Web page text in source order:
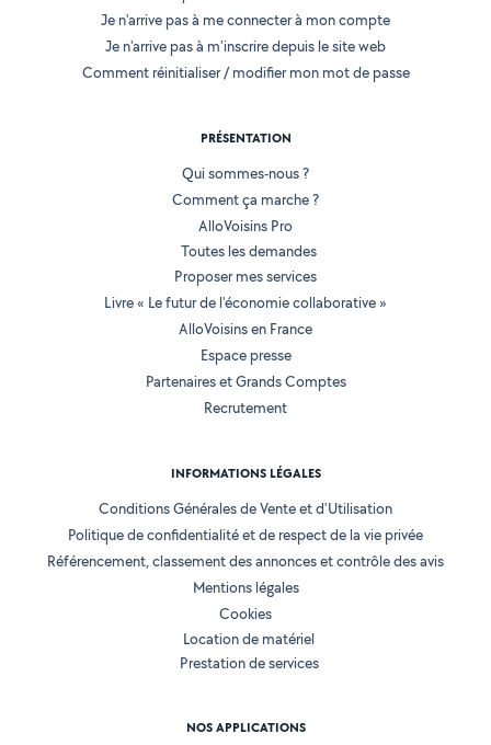
Je n'arrive pas à me connecter à mon compte
Je n'arrive pas à m'inscrire depuis le site web
Comment réinitialiser / modifier mon mot de passe
PRÉSENTATION
Qui sommes-nous ?
Comment ça marche ?
AlloVoisins Pro
Toutes les demandes
Proposer mes services
Livre « Le futur de l'économie collaborative »
AlloVoisins en France
Espace presse
Partenaires et Grands Comptes
Recrutement
INFORMATIONS LÉGALES
Conditions Générales de Vente et d'Utilisation
Politique de confidentialité et de respect de la vie privée
Référencement, classement des annonces et contrôle des avis
Mentions légales
Cookies
Location de matériel
Prestation de services
NOS APPLICATIONS